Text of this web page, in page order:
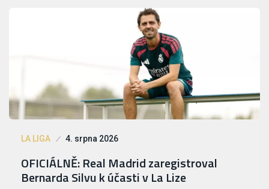
LA LIGA 4. srpna 2026
OFICIÁLNĚ: Real Madrid zaregistroval
Bernarda Silvu k účasti v La Lize